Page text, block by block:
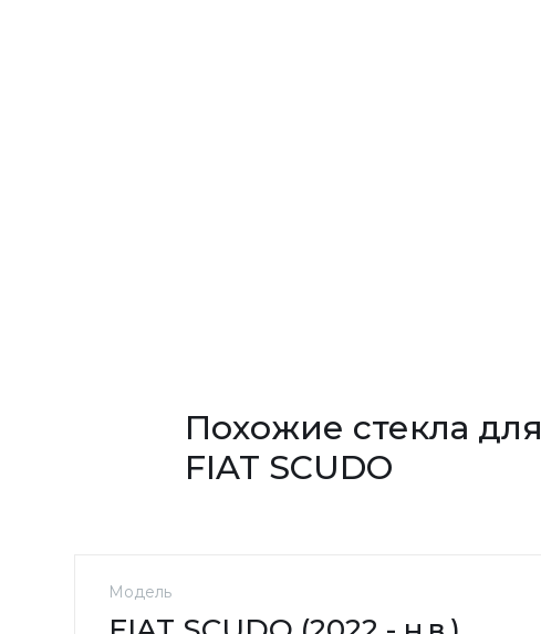
Похожие стекла для
FIAT SCUDO
Модель